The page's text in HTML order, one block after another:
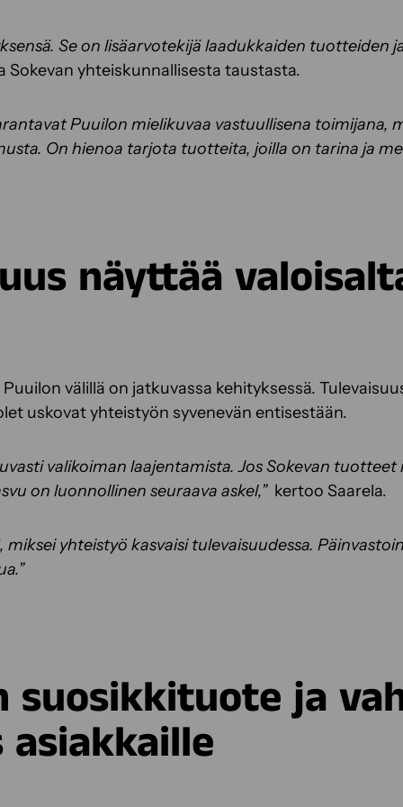
Se on lisäarvotekijä laadukkaiden tuotteiden
Sokevan yhteiskunnallisesta taustasta.
Puuilon mielikuvaa vastuullisena toimijana,
On hienoa tarjota tuotteita, joilla on tarina ja
näyttää
välillä on jatkuvassa kehityksessä.
uskovat yhteistyön syvenevän entisestään.
valikoiman laajentamista. Jos Sokevan tuotteet
on luonnollinen seuraava askel,”kertoo Saarela.
miksei yhteistyö kasvaisi tulevaisuudessa.
suosikkituote ja